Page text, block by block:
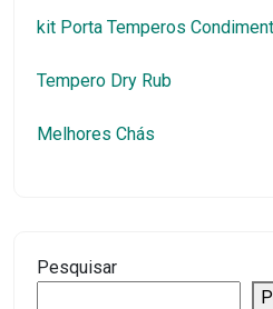
kit Porta Temperos
Tempero Dry Rub
Melhores Chás
Pesquisar